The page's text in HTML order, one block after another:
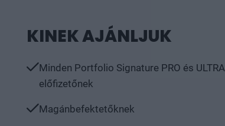
KINEK AJÁNLJUK
Minden Portfolio Signature PRO és ULTRA
előfizetőnek
Magánbefektetőknek